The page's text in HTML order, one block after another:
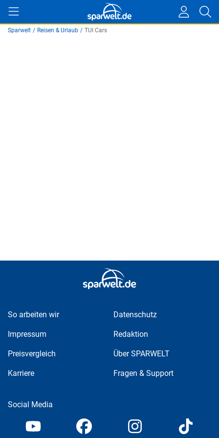
Sparwelt / Reisen & Urlaub / TUI Cars
So arbeiten wir Datenschutz
Impressum Redaktion
Preisvergleich Über SPARWELT
Karriere Fragen & Support
Social Media